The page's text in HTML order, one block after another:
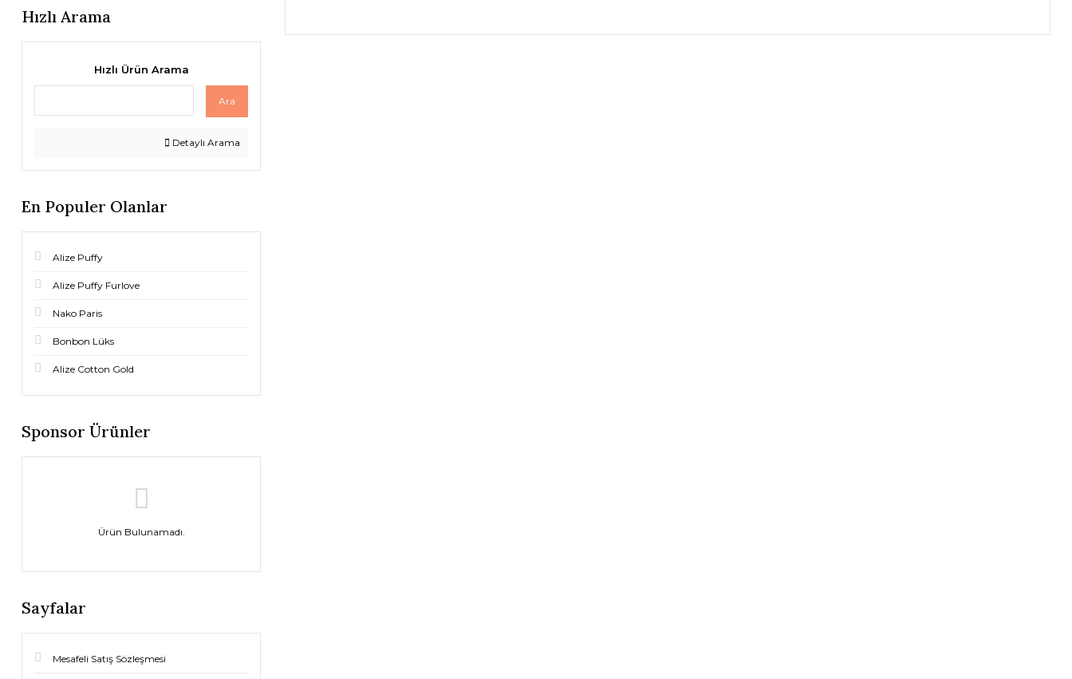
Hızlı Arama
Hızlı Ürün Arama
Ara
Detaylı Arama
En Populer Olanlar
Alize Puffy
Alize Puffy Furlove
Nako Paris
Bonbon Lüks
Alize Cotton Gold
Sponsor Ürünler
Ürün Bulunamadı.
Sayfalar
Mesafeli Satış Sözleşmesi